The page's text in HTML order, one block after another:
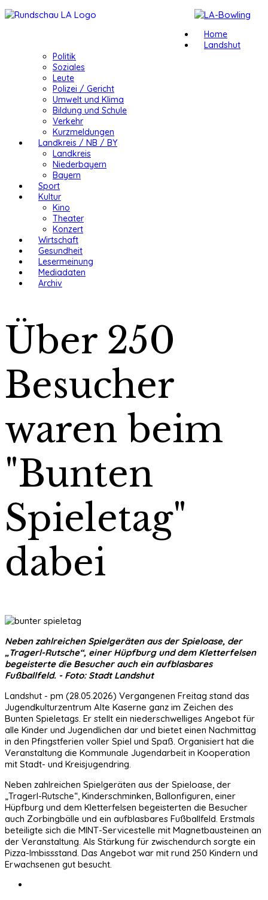
Home
Landshut
Politik
Soziales
Leute
Polizei / Gericht
Umwelt und Klima
Bildung und Schule
Verkehr
Kurzmeldungen
Landkreis / NB / BY
Landkreis
Niederbayern
Bayern
Sport
Kultur
Kino
Theater
Konzert
Wirtschaft
Gesundheit
Lesermeinung
Mediadaten
Archiv
Über 250
Besucher
waren beim
"Bunten
Spieletag"
dabei
Neben zahlreichen Spielgeräten aus der Spieloase, der
„Tragerl-Rutsche“, einer Hüpfburg und dem Kletterfelsen
begeisterte die Besucher auch ein aufblasbares
Fußballfeld. - Foto: Stadt Landshut
Landshut - pm (28.05.2026) Vergangenen Freitag stand das
Jugendkulturzentrum Alte Kaserne ganz im Zeichen des
Bunten Spieletags. Er stellt ein niederschwelliges Angebot für
alle Kinder und Jugendlichen dar und bietet einen Nachmittag
in den Pfingstferien voller Spiel und Spaß. Organisiert hat die
Veranstaltung die Kommunale Jugendarbeit in Kooperation
mit Stadt- und Kreisjugendring.
Neben zahlreichen Spielgeräten aus der Spieloase, der
„Tragerl-Rutsche“, Kinderschminken, Ballonfiguren, einer
Hüpfburg und dem Kletterfelsen begeisterten die Besucher
auch Zorbingbälle und ein aufblasbares Fußballfeld. Erstmals
beteiligte sich die MINT-Servicestelle mit Magnetbausteinen an
der Veranstaltung. Als Stärkung für zwischendurch sorgte ein
Pizza-Imbissstand. Das Angebot war mit rund 250 Kindern und
Erwachsenen gut besucht.